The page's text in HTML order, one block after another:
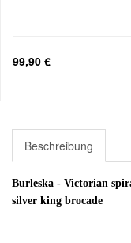
99,90 €
Beschreibung
Burleska - Victorian
silver king brocade